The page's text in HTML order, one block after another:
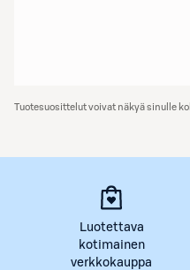
Tuotesuosittelut voivat näkyä sinulle
Luotettava
kotimainen
verkkokauppa